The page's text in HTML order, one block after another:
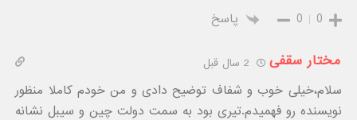
0
0 پاسخ
مختار سقفی
سلام،خیلی خوب و شفاف توضیح دادی و من خودم کاملا منظور
نویسنده رو فهمیدم.تیری بود به سمت دولت چین و سیبل نشانه